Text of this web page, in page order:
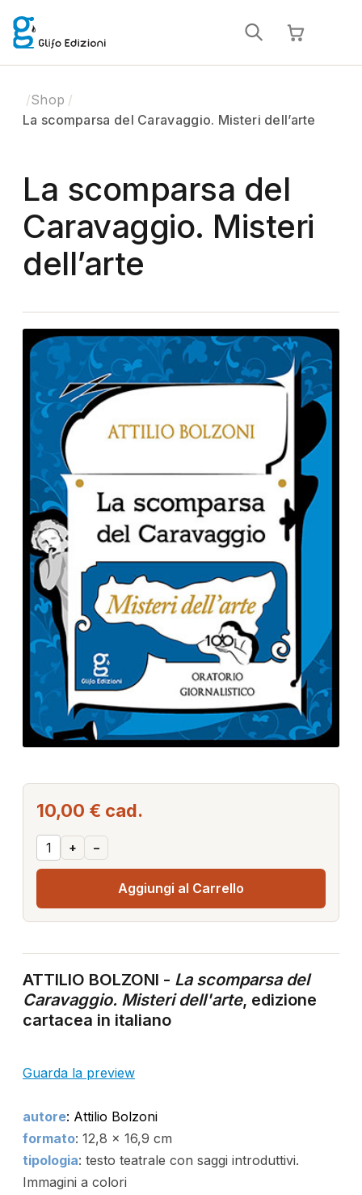
Shop
La scomparsa del Caravaggio. Misteri dell’arte
La scomparsa del
Caravaggio. Misteri
dell’arte
10,00 € cad.
+ –
Aggiungi al Carrello
ATTILIO BOLZONI - La scomparsa del
Caravaggio. Misteri dell'arte, edizione
cartacea in italiano
Guarda la preview
autore: Attilio Bolzoni
formato: 12,8 x 16,9 cm
tipologia: testo teatrale con saggi introduttivi.
Immagini a colori